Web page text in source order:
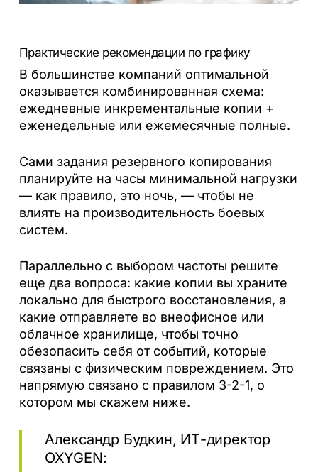
Практические рекомендации по графику
В большинстве компаний оптимальной
оказывается комбинированная схема:
ежедневные инкрементальные копии +
еженедельные или ежемесячные полные.
Сами задания резервного копирования
планируйте на часы минимальной нагрузки
— как правило, это ночь, — чтобы не
влиять на производительность боевых
систем.
Параллельно с выбором частоты решите
еще два вопроса: какие копии вы храните
локально для быстрого восстановления, а
какие отправляете во внеофисное или
облачное хранилище, чтобы точно
обезопасить себя от событий, которые
связаны с физическим повреждением. Это
напрямую связано с правилом 3-2-1, о
котором мы скажем ниже.
Александр Будкин, ИТ-директор
OXYGEN: